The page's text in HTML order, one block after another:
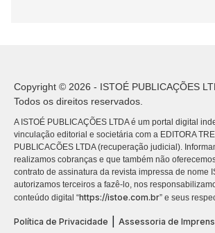
Copyright © 2026 - ISTOÉ PUBLICAÇÕES
Todos os direitos reservados.
A ISTOÉ PUBLICAÇÕES LTDA é um portal digital
vinculação editorial e societária com a EDITORA
PUBLICACÕES LTDA (recuperação judicial).
realizamos cobranças e que também não
contrato de assinatura da revista impressa de nome
autorizamos terceiros a fazê-lo, nos
conteúdo digital “https://istoe.com.br” e seus
Política de Privacidade Assessoria de